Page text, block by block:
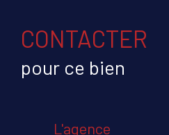
CONTACTER
pour ce bien
L'agence